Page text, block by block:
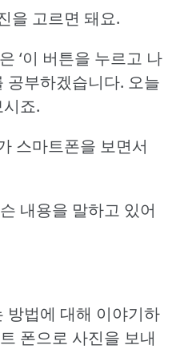
을 고르면 돼요.
‘이 버튼을 누르고 나
공부하겠습니다. 오늘
죠.
스마트폰을 보면서
내용을 말하고 있어
방법에 대해 이야기하
폰으로 사진을 보내